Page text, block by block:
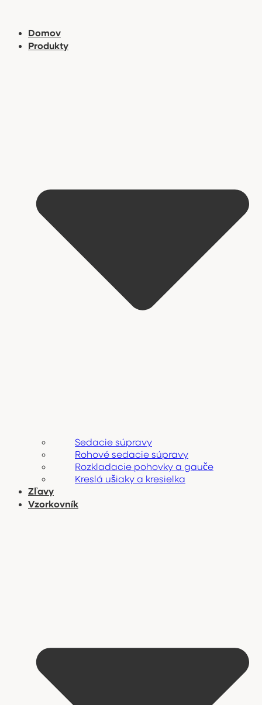
obsahDomov
Produkty
Sedacie súpravy
Rohové sedacie súpravy
Rozkladacie pohovky a gauče
Kreslá ušiaky a kresielka
Zľavy
Vzorkovník